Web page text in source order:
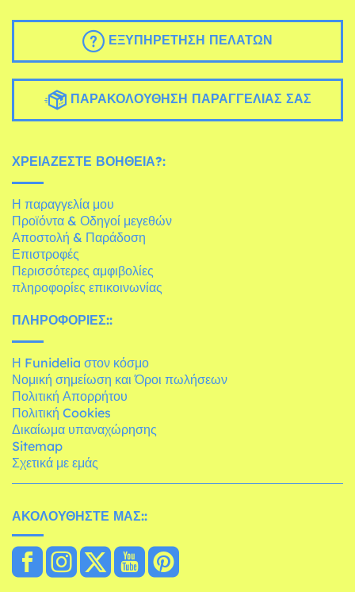
ΕΞΥΠΗΡΈΤΗΣΗ ΠΕΛΑΤΏΝ
ΠΑΡΑΚΟΛΟΎΘΗΣΗ ΠΑΡΑΓΓΕΛΊΑΣ ΣΑΣ
ΧΡΕΙΆΖΕΣΤΕ ΒΟΉΘΕΙΑ?:
Η παραγγελία μου
Προϊόντα & Οδηγοί μεγεθών
Αποστολή & Παράδοση
Επιστροφές
Περισσότερες αμφιβολίες
πληροφορίες επικοινωνίας
ΠΛΗΡΟΦΟΡΊΕΣ::
Η Funidelia στον κόσμο
Νομική σημείωση και Όροι πωλήσεων
Πολιτική Απορρήτου
Πολιτική Cookies
Δικαίωμα υπαναχώρησης
Sitemap
Σχετικά με εμάς
ΑΚΟΛΟΥΘΉΣΤΕ ΜΑΣ::